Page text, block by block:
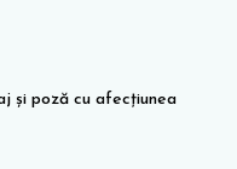
și poză cu afecțiunea